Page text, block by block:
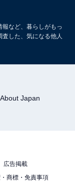
円OFFになるキ
国のほっともっ
ることもあ
など、暮らしがもっ
した、気になる他人
Japan
広告掲載
商標・免責事項